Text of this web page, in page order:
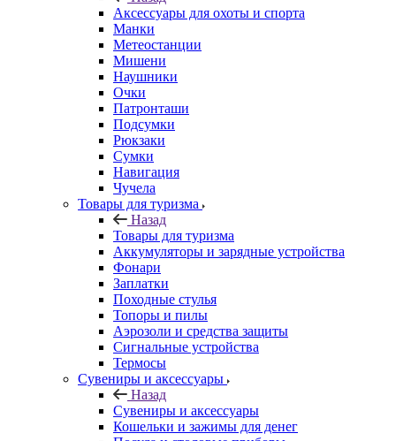
Аксессуары для охоты и спорта
Манки
Метеостанции
Мишени
Наушники
Очки
Патронташи
Подсумки
Рюкзаки
Сумки
Навигация
Чучела
Товары для туризма
Назад
Товары для туризма
Аккумуляторы и зарядные устройства
Фонари
Заплатки
Походные стулья
Топоры и пилы
Аэрозоли и средства защиты
Сигнальные устройства
Термосы
Сувениры и аксессуары
Назад
Сувениры и аксессуары
Кошельки и зажимы для денег